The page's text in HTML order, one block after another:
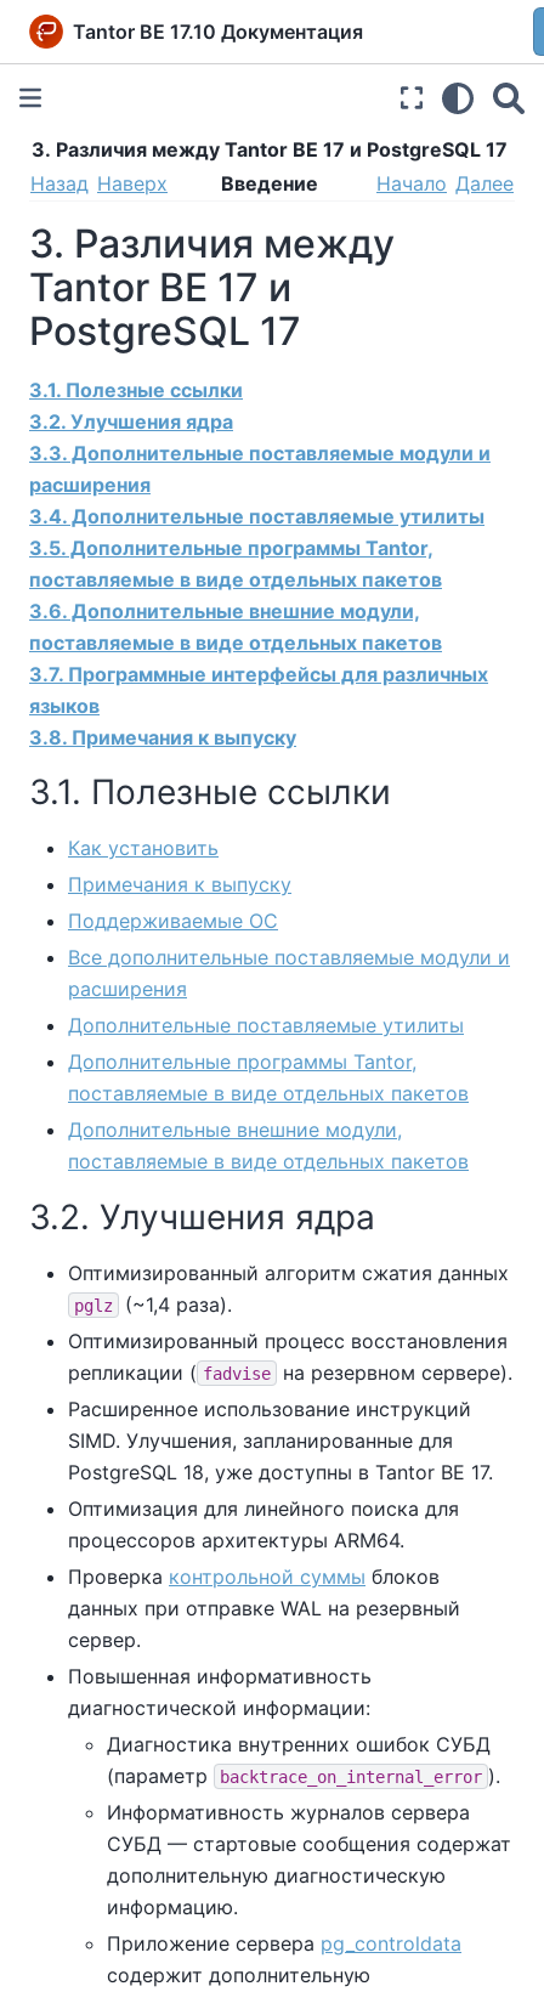
Tantor BE 17.10 Документация
3. Различия между Tantor BE 17 и PostgreSQL 17
Назад Наверх Введение Начало Далее
3. Различия между
Tantor BE 17 и
PostgreSQL 17
3.1. Полезные ссылки
3.2. Улучшения ядра
3.3. Дополнительные поставляемые модули и
расширения
3.4. Дополнительные поставляемые утилиты
3.5. Дополнительные программы Tantor,
поставляемые в виде отдельных пакетов
3.6. Дополнительные внешние модули,
поставляемые в виде отдельных пакетов
3.7. Программные интерфейсы для различных
языков
3.8. Примечания к выпуску
3.1. Полезные ссылки
Как установить
Примечания к выпуску
Поддерживаемые ОС
Все дополнительные поставляемые модули и
расширения
Дополнительные поставляемые утилиты
Дополнительные программы Tantor,
поставляемые в виде отдельных пакетов
Дополнительные внешние модули,
поставляемые в виде отдельных пакетов
3.2. Улучшения ядра
Оптимизированный алгоритм сжатия данных
pglz
(~1,4 раза).
Оптимизированный процесс восстановления
репликации ( fadvise
на резервном сервере).
Расширенное использование инструкций
SIMD. Улучшения, запланированные для
PostgreSQL 18, уже доступны в Tantor BE 17.
Оптимизация для линейного поиска для
процессоров архитектуры ARM64.
Проверка контрольной суммы блоков
данных при отправке WAL на резервный
сервер.
Повышенная информативность
диагностической информации:
Диагностика внутренних ошибок СУБД
(параметр
backtrace_on_internal_error ).
Информативность журналов сервера
СУБД — стартовые сообщения содержат
дополнительную диагностическую
информацию.
Приложение сервера pg_controldata
содержит дополнительную